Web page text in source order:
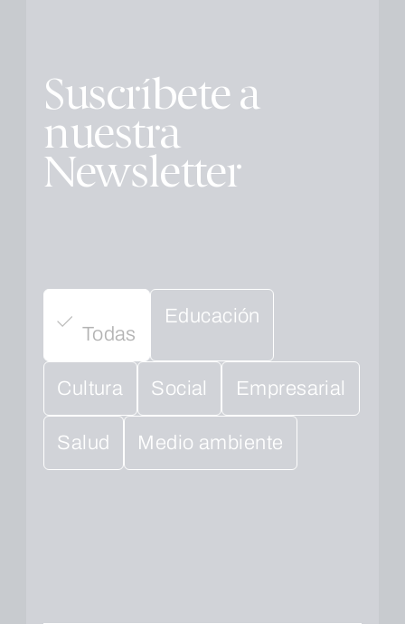
Suscríbete a
nuestra
Newsletter
Todas
Educación
Cultura Social Empresarial
Salud Medio ambiente